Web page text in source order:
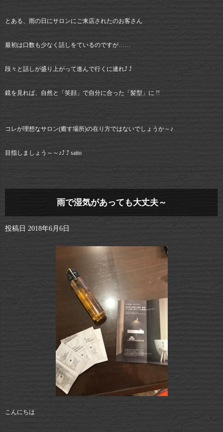
とある、雨の日にサロンにご来店されたのお客さん
最初は口数も少なく話しをているのですが……
段々と話しが盛り上がって進んで行くに連れ⤴︎ ⤴︎
鏡を見れば、自然と「笑顔」で自分に合った「髪型」に !!
コレが理想なサロン(癒す場所)の在り方ではないでしょうか～♪
目指しましょう～～♪⤴︎ ⤴︎ saito
雨で湿気があっても大丈夫～
投稿日 2018年6月6日
こんにちは